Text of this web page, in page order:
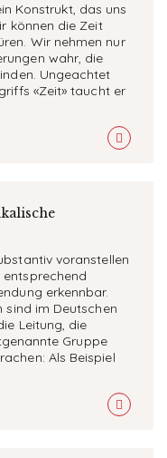
Konstrukt, das uns
können die Zeit
Wir nehmen nur
wahr, die
Ungeachtet
«Zeit» taucht er
voranstellen
erkennbar.
im Deutschen
Leitung, die
Gruppe
Als Beispiel